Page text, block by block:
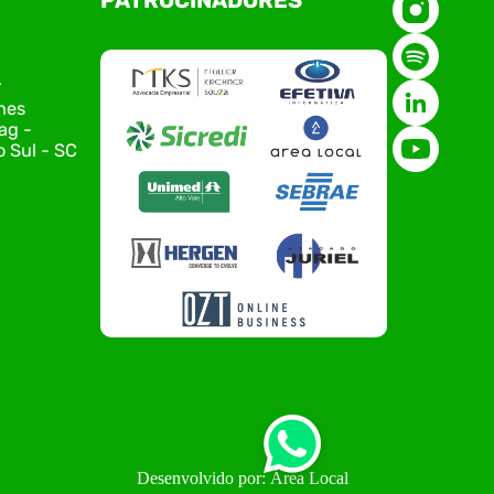
de Tecnologia da Informação do Alto Vale do
Conexão Tech NIAVI, reunindo empresas de
tecnologia da região para uma noite de
conteúdo estratégico e
de novas iniciativas para o setor.
encontro aconteceu em Rio…
-
Sul - SC
Desenvolvido por: Área Local